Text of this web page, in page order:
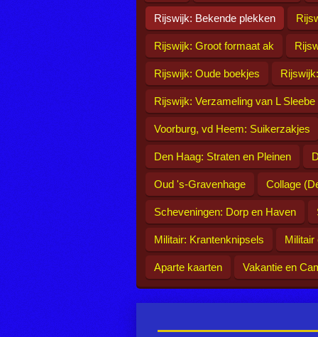
Rijswijk: Bekende plekken
Rijswijk: Groot formaat ak
Rijswijk: Oude boekjes
Rijswijk: Verzameling van L Sleebe
Voorburg, vd Heem: Suikerzakjes
Den Haag: Straten en Pleinen
Oud 's-Gravenhage Collage
Scheveningen: Dorp en Haven
Militair: Krantenknipsels
Aparte kaarten Vakantie en